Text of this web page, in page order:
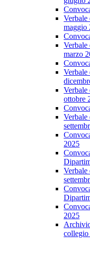
maggio
marzo
ottobre
2025
2025
collegio